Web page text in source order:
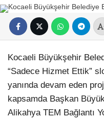
Kocaeli Büyükşehir
“Sadece Hizmet Ettik”
yanında devam eden
kapsamda Başkan
Alikahya TEM Bağlantı